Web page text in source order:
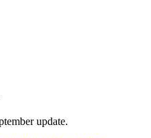
update.